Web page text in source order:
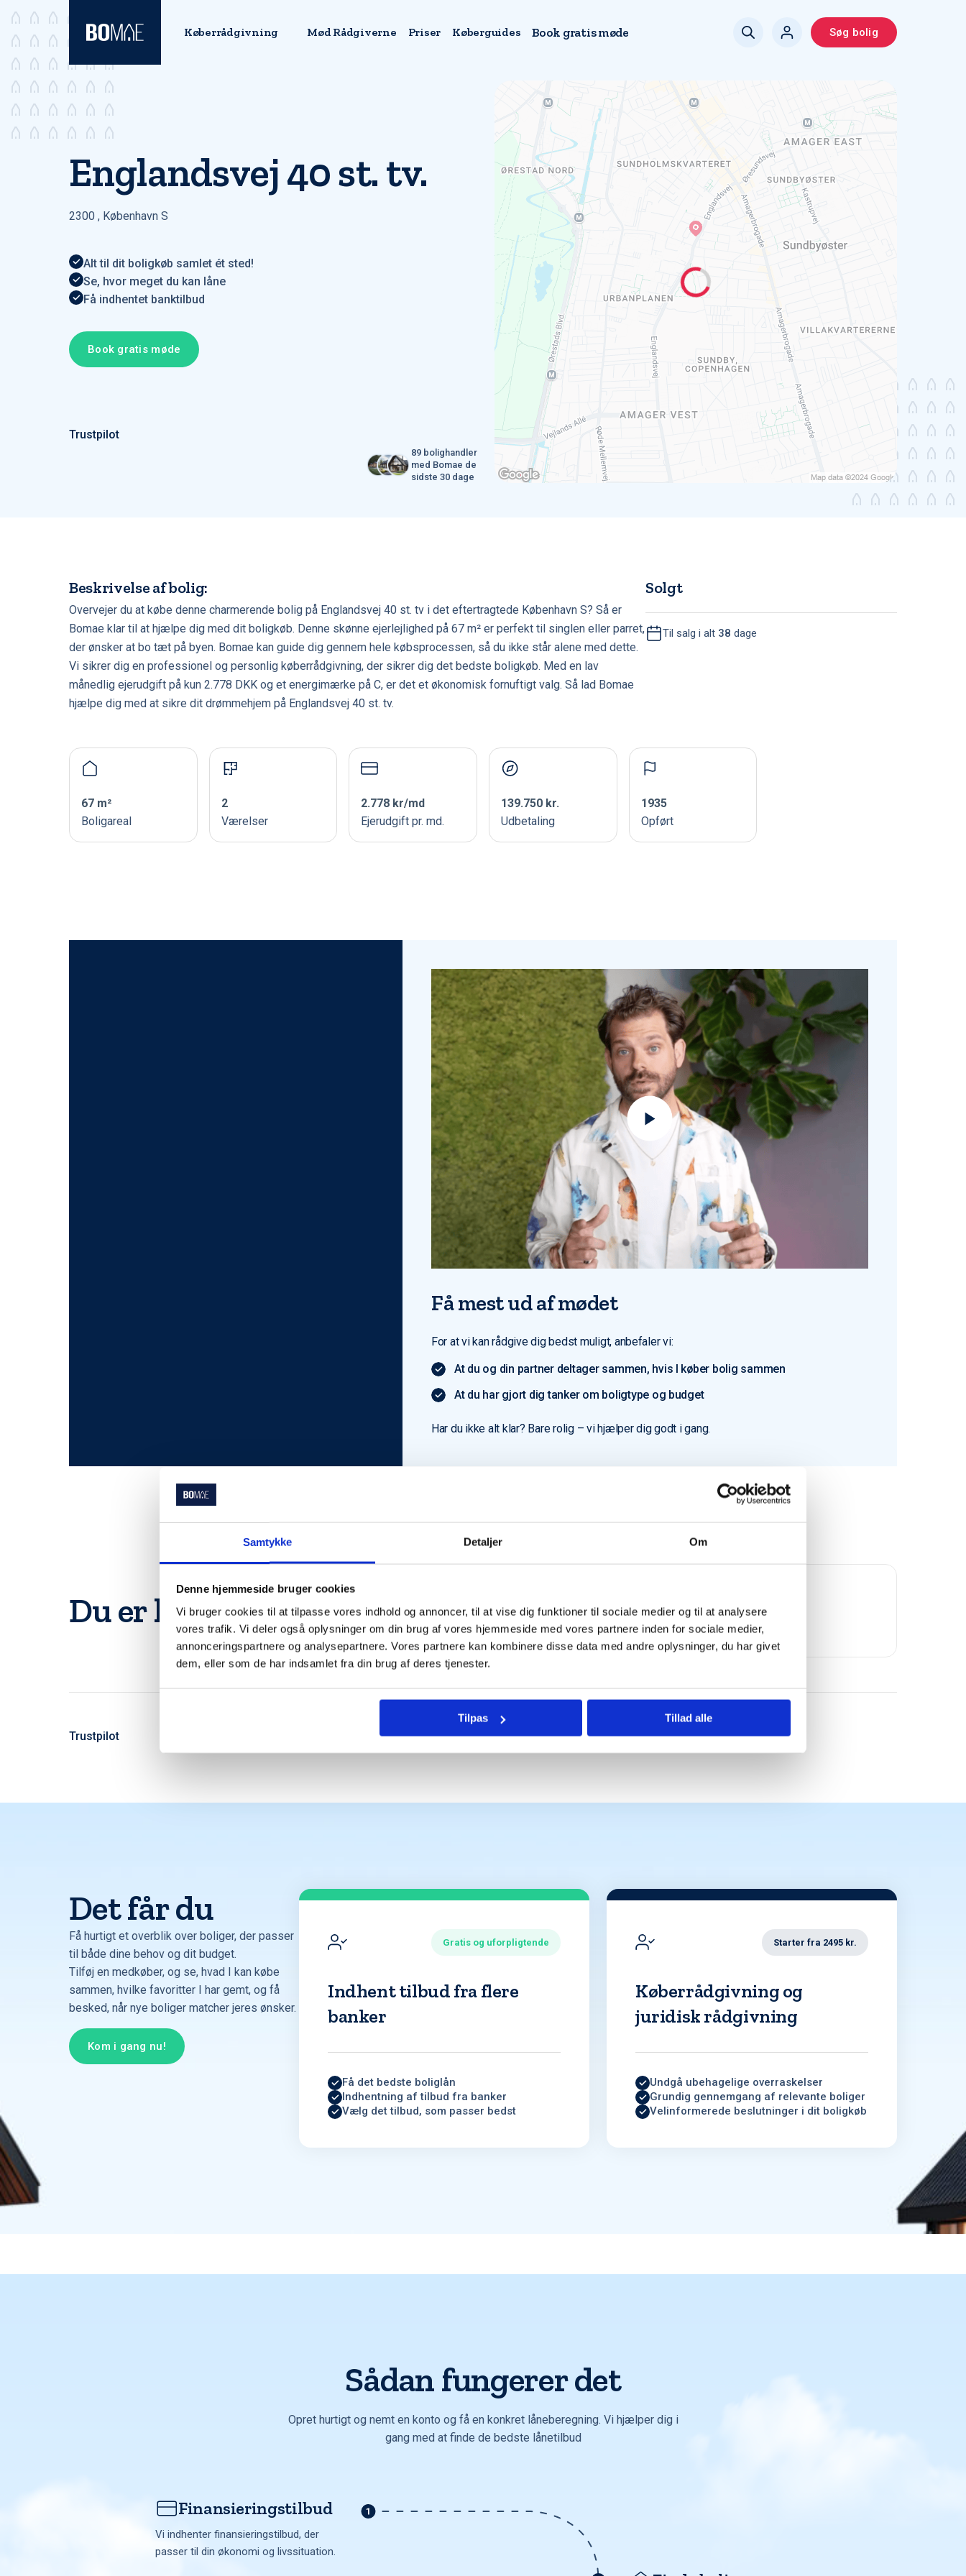
Samtykke Detaljer Om
Denne hjemmeside bruger cookies
Vi bruger cookies til at tilpasse vores indhold og annoncer, til at vise dig funktioner til sociale medier og til at analysere
vores trafik. Vi deler også oplysninger om din brug af vores hjemmeside med vores partnere inden for sociale medier,
annonceringspartnere og analysepartnere. Vores partnere kan kombinere disse data med andre oplysninger, du har givet
dem, eller som de har indsamlet fra din brug af deres tjenester.
Tilpas Tillad alle
Køberrådgivning Mød Rådgiverne Priser Køberguides Book gratis møde Søg bolig
Englandsvej 40 st. tv.
2300 , København S
Alt til dit boligkøb samlet ét sted!
Se, hvor meget du kan låne
Få indhentet banktilbud
Book gratis møde
Trustpilot
89 bolighandler
med Bomae de
sidste 30 dage
Beskrivelse af bolig:
Overvejer du at købe denne charmerende bolig på Englandsvej 40 st. tv i det eftertragtede København S? Så er
Bomae klar til at hjælpe dig med dit boligkøb. Denne skønne ejerlejlighed på 67 m² er perfekt til singlen eller parret,
der ønsker at bo tæt på byen. Bomae kan guide dig gennem hele købsprocessen, så du ikke står alene med dette.
Vi sikrer dig en professionel og personlig køberrådgivning, der sikrer dig det bedste boligkøb. Med en lav
månedlig ejerudgift på kun 2.778 DKK og et energimærke på C, er det et økonomisk fornuftigt valg. Så lad Bomae
hjælpe dig med at sikre dit drømmehjem på Englandsvej 40 st. tv.
Solgt
Til salg i alt 38 dage
67 m²
Boligareal
2
Værelser
2.778 kr/md
Ejerudgift pr. md.
139.750 kr.
Udbetaling
1935
Opført
Få mest ud af mødet
For at vi kan rådgive dig bedst muligt, anbefaler vi:
At du og din partner deltager sammen, hvis I køber bolig sammen
At du har gjort dig tanker om boligtype og budget
Har du ikke alt klar? Bare rolig – vi hjælper dig godt i gang.
Du er langt fra den eneste der bruger Bomae
Trustpilot
Det får du
Få hurtigt et overblik over boliger, der passer
til både dine behov og dit budget.
Tilføj en medkøber, og se, hvad I kan købe
sammen, hvilke favoritter I har gemt, og få
besked, når nye boliger matcher jeres ønsker.
Kom i gang nu!
Gratis og uforpligtende
Indhent tilbud fra flere
banker
Få det bedste boliglån
Indhentning af tilbud fra banker
Vælg det tilbud, som passer bedst
Starter fra 2495 kr.
Køberrådgivning og
juridisk rådgivning
Undgå ubehagelige overraskelser
Grundig gennemgang af relevante boliger
Velinformerede beslutninger i dit boligkøb
Sådan fungerer det
Opret hurtigt og nemt en konto og få en konkret låneberegning. Vi hjælper dig i
gang med at finde de bedste lånetilbud
Finansieringstilbud
Vi indhenter finansieringstilbud, der
passer til din økonomi og livssituation.